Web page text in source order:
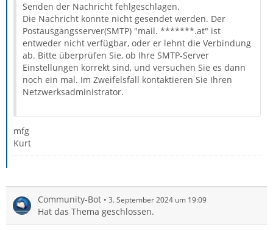
Senden der Nachricht fehlgeschlagen.
Die Nachricht konnte nicht gesendet werden. Der
Postausgangsserver(SMTP) "mail. *******.at" ist
entweder nicht verfügbar, oder er lehnt die Verbindung
ab. Bitte überprüfen Sie, ob Ihre SMTP-Server
Einstellungen korrekt sind, und versuchen Sie es dann
noch ein mal. Im Zweifelsfall kontaktieren Sie Ihren
Netzwerksadministrator.
mfg
Kurt
Community-Bot 3. September 2024 um 19:09
Hat das Thema geschlossen.